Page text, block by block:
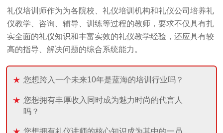
礼仪培训师作为为各院校、礼仪培训机构和礼仪公司培养礼
仪教学、咨询、辅导、训练等过程的教师，要求不仅具有扎
实全面的礼仪知识和丰富实效的礼仪教学经验，还应具有较
高的指导、解决问题的综合系统能力。
您想跨入一个未来10年是蓝海的培训行业吗？
您想拥有丰厚收入同时成为魅力时尚的代言人
吗？